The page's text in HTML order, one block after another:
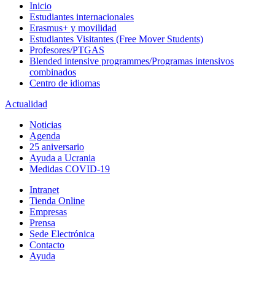
Inicio
Estudiantes internacionales
Erasmus+ y movilidad
Estudiantes Visitantes (Free Mover Students)
Profesores/PTGAS
Blended intensive programmes/Programas intensivos
combinados
Centro de idiomas
Actualidad
Noticias
Agenda
25 aniversario
Ayuda a Ucrania
Medidas COVID-19
Intranet
Tienda Online
Empresas
Prensa
Sede Electrónica
Contacto
Ayuda